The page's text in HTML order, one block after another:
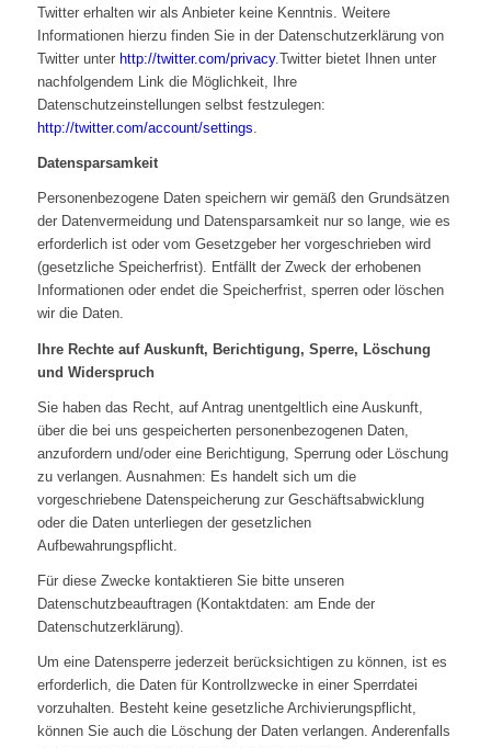
Twitter erhalten wir als Anbieter keine Kenntnis. Weitere
Informationen hierzu finden Sie in der Datenschutzerklärung von
Twitter unter http://twitter.com/privacy.Twitter bietet Ihnen unter
nachfolgendem Link die Möglichkeit, Ihre
Datenschutzeinstellungen selbst festzulegen:
http://twitter.com/account/settings.
Datensparsamkeit
Personenbezogene Daten speichern wir gemäß den Grundsätzen
der Datenvermeidung und Datensparsamkeit nur so lange, wie es
erforderlich ist oder vom Gesetzgeber her vorgeschrieben wird
(gesetzliche Speicherfrist). Entfällt der Zweck der erhobenen
Informationen oder endet die Speicherfrist, sperren oder löschen
wir die Daten.
Ihre Rechte auf Auskunft, Berichtigung, Sperre, Löschung
und Widerspruch
Sie haben das Recht, auf Antrag unentgeltlich eine Auskunft,
über die bei uns gespeicherten personenbezogenen Daten,
anzufordern und/oder eine Berichtigung, Sperrung oder Löschung
zu verlangen. Ausnahmen: Es handelt sich um die
vorgeschriebene Datenspeicherung zur Geschäftsabwicklung
oder die Daten unterliegen der gesetzlichen
Aufbewahrungspflicht.
Für diese Zwecke kontaktieren Sie bitte unseren
Datenschutzbeauftragen (Kontaktdaten: am Ende der
Datenschutzerklärung).
Um eine Datensperre jederzeit berücksichtigen zu können, ist es
erforderlich, die Daten für Kontrollzwecke in einer Sperrdatei
vorzuhalten. Besteht keine gesetzliche Archivierungspflicht,
können Sie auch die Löschung der Daten verlangen. Anderenfalls